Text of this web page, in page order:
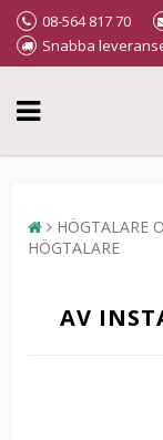
08-564 817 70
Snabba
HÖGTALARE
HÖGTALARE
AV